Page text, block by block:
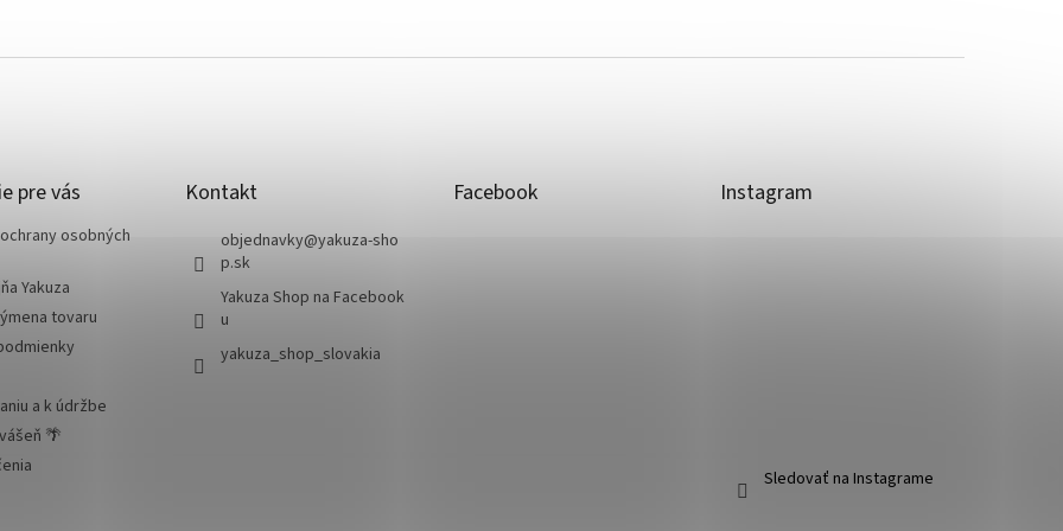
pre vás
osobných
Yakuza
tovaru
a k údržbe
🌴
Kontakt
objednavky@yakuza-sho
p.sk
Yakuza Shop na Facebook
u
yakuza_shop_slovakia
Facebook Instagram
Sledovať na Instagrame